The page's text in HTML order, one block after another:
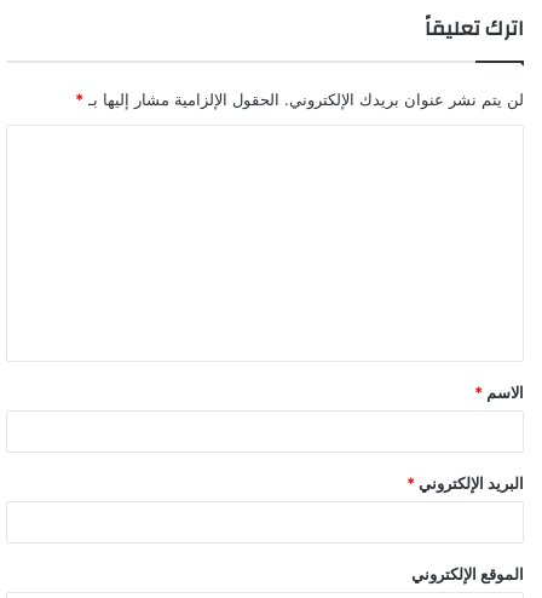
اترك تعليقاً
لن يتم نشر عنوان بريدك الإلكتروني. الحقول الإلزامية مشار إليها بـ *
الاسم *
البريد الإلكتروني *
الموقع الإلكتروني